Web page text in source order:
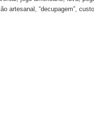
artesanal, “decupagem”,